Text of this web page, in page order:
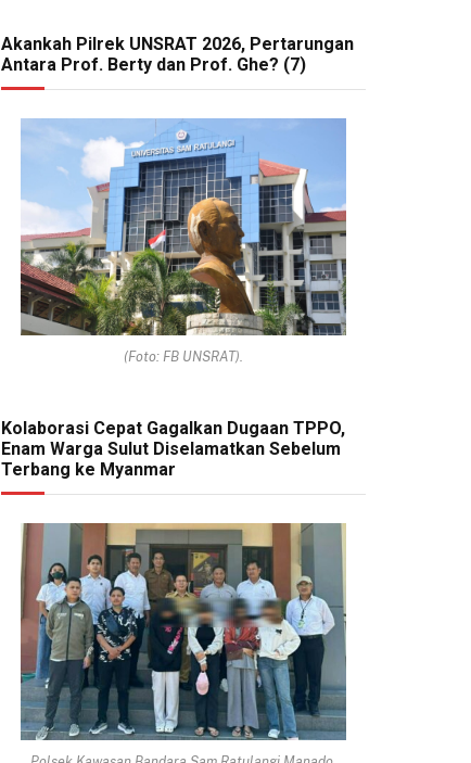
Akankah Pilrek UNSRAT 2026, Pertarungan
Antara Prof. Berty dan Prof. Ghe? (7)
(Foto: FB UNSRAT).
Kolaborasi Cepat Gagalkan Dugaan TPPO,
Enam Warga Sulut Diselamatkan Sebelum
Terbang ke Myanmar